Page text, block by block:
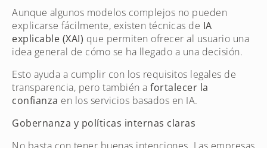
Aunque algunos modelos complejos no pueden
explicarse fácilmente, existen técnicas de IA
explicable (XAI) que permiten ofrecer al usuario una
idea general de cómo se ha llegado a una decisión.
Esto ayuda a cumplir con los requisitos legales de
transparencia, pero también a fortalecer la
confianza en los servicios basados en IA.
Gobernanza y políticas internas claras